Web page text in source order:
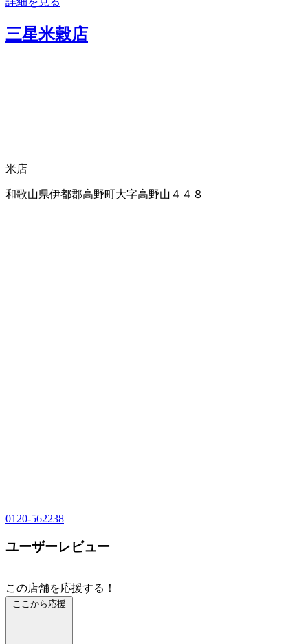
三星米穀店
米店
和歌山県伊都郡高野町大字高野山４４８
0120-562238
ユーザーレビュー
この店舗を応援する！
ここから応援